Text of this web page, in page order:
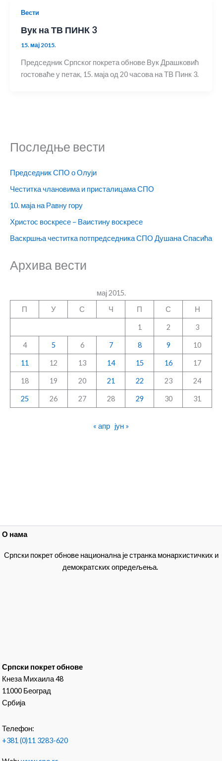
Вести
Вук на ТВ ПИНК 3
15. мај 2015.
Председник Српског покрета обнове Вук Драшковић
гостоваће у петак, 15. маја од 20 часова на ТВ Пинк 3.
Последње вести
Председник СПО о Олуји
Честитка члановима и присталицама СПО
10. маја на Равну гору
Христос воскресе – Ваистину воскресе
Васкршња честитка потпредседника СПО Душана Спасића
Архива вести
мај 2015.
П
У С Ч П С Н
1 2 3
4 5 6 7 8 9 10
11 12 13 14 15 16 17
18 19 20 21 22 23 24
25 26 27 28 29 30 31
« апр јун »
О нама
Српски покрет обнове национална је странка монархистичких и
демократских опредељења.
Српски покрет обнове
Кнеза Михаила 48
11000 Београд
Србија
Телефон:
+381 (0)11 3283-620